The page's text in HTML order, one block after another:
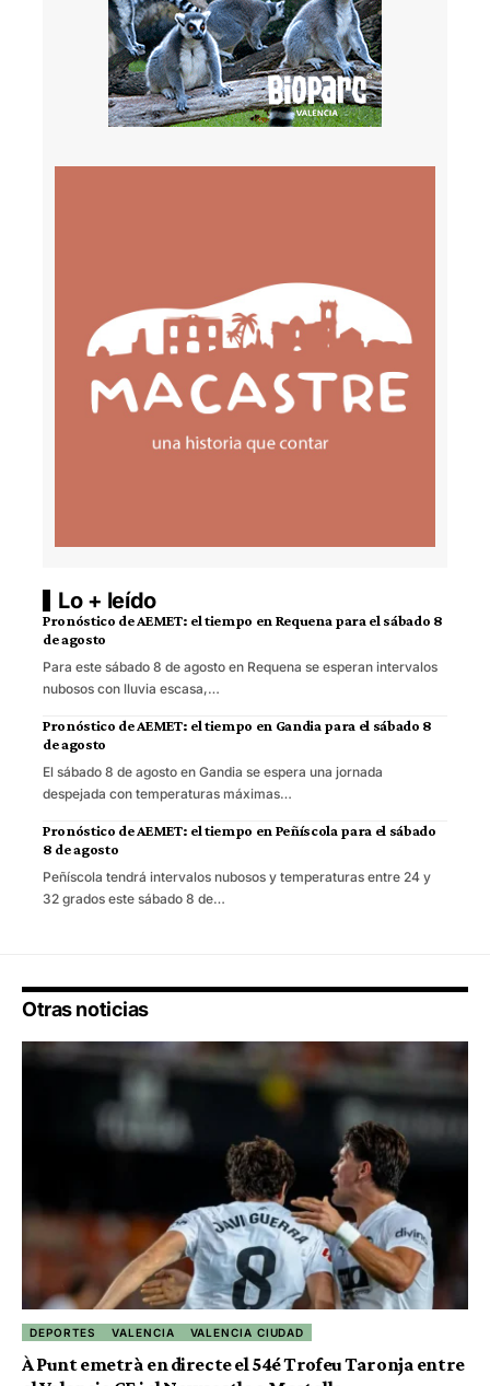
Lo + leído
Pronóstico de AEMET: el tiempo en Requena para el sábado 8
de agosto
Para este sábado 8 de agosto en Requena se esperan intervalos
nubosos con lluvia escasa,…
Pronóstico de AEMET: el tiempo en Gandia para el sábado 8
de agosto
El sábado 8 de agosto en Gandia se espera una jornada
despejada con temperaturas máximas…
Pronóstico de AEMET: el tiempo en Peñíscola para el sábado
8 de agosto
Peñíscola tendrá intervalos nubosos y temperaturas entre 24 y
32 grados este sábado 8 de…
Otras noticias
DEPORTES VALENCIA VALENCIA CIUDAD
À Punt emetrà en directe el 54é Trofeu Taronja entre